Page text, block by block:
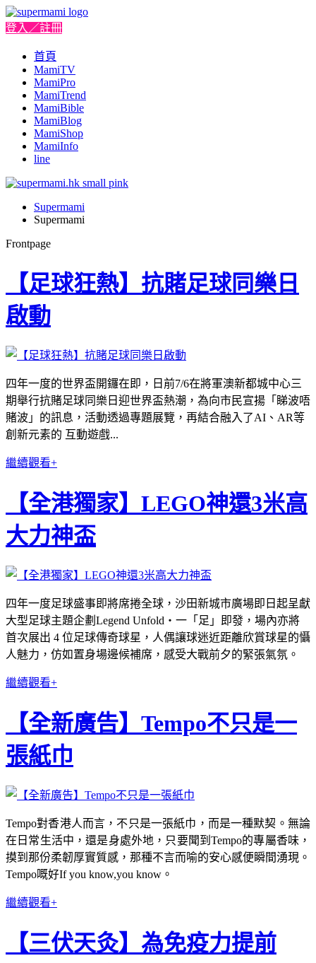
登入／註冊
首頁
MamiTV
MamiPro
MamiTrend
MamiBible
MamiBlog
MamiShop
MamiInfo
line
Supermami
Supermami
Frontpage
【足球狂熱】抗賭足球同樂日
啟動
四年一度的世界盃開鑼在即，日前7/6在將軍澳新都城中心三
期舉行抗賭足球同樂日迎世界盃熱潮，為向市民宣揚「睇波唔
賭波」的訊息，活動透過專題展覽，再結合融入了AI、AR等
創新元素的 互動遊戲...
繼續觀看+
【全港獨家】LEGO神還3米高
大力神盃
四年一度足球盛事即將席捲全球，沙田新城市廣場即日起呈獻
大型足球主題企劃Legend Unfold・一「足」即發，場內亦將
首次展出 4 位足球傳奇球星，人偶讓球迷近距離欣賞球星的懾
人魅力，仿如置身場邊候補席，感受大戰前夕的緊張氣氛。
繼續觀看+
【全新廣告】Tempo不只是一
張紙巾
Tempo對香港人而言，不只是一張紙巾，而是一種默契。無論
在日常生活中，還是身處外地，只要聞到Tempo的專屬香味，
摸到那份柔韌厚實質感，那種不言而喻的安心感便瞬間湧現。
Tempo嘅好If you know,you know。
繼續觀看+
【三伏天灸】為免疫力提前